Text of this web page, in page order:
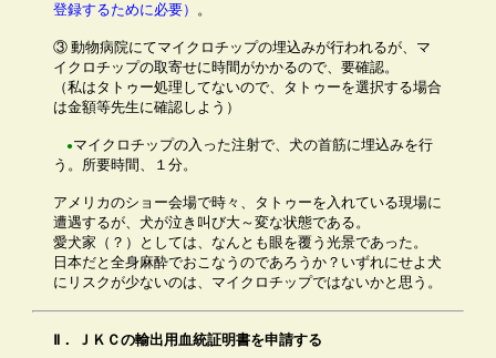
登録するために必要） 。
③ 動物病院にてマイクロチップの埋込みが行われるが、マ
イクロチップの取寄せに時間がかかるので、要確認。
（私はタトゥー処理してないので、タトゥーを選択する場合
は金額等先生に確認しよう）
●マイクロチップの入った注射で、犬の首筋に埋込みを行
う。所要時間、１分。
アメリカのショー会場で時々、タトゥーを入れている現場に
遭遇するが、犬が泣き叫び大～変な状態である。
愛犬家（？）としては、なんとも眼を覆う光景であった。
日本だと全身麻酔でおこなうのであろうか？いずれにせよ犬
にリスクが少ないのは、マイクロチップではないかと思う。
Ⅱ． ＪＫＣの輸出用血統証明書を申請する